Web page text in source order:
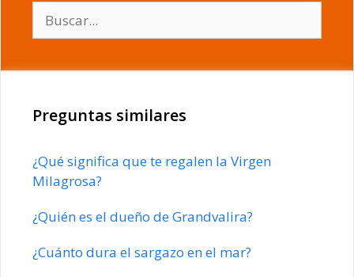
Preguntas similares
¿Qué significa que te regalen la Virgen
Milagrosa?
¿Quién es el dueño de Grandvalira?
¿Cuánto dura el sargazo en el mar?